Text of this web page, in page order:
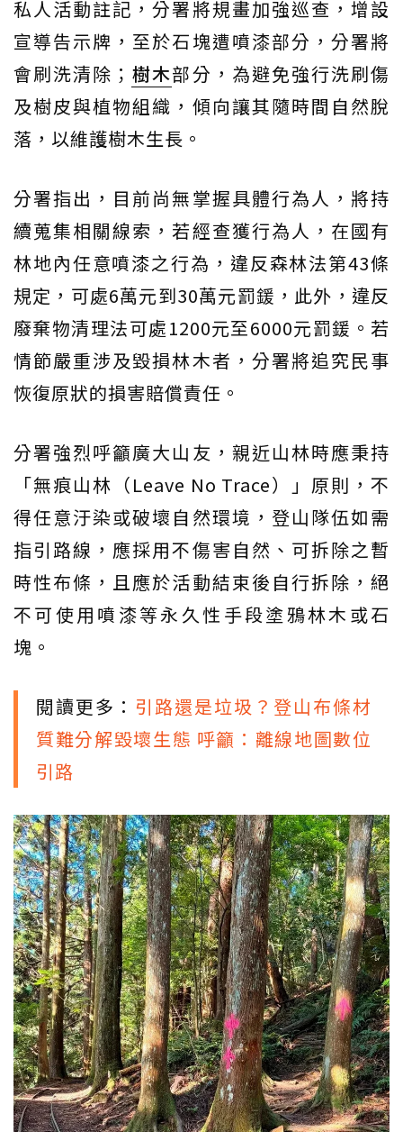
私人活動註記，分署將規畫加強巡查，增設
宣導告示牌，至於石塊遭噴漆部分，分署將
會刷洗清除； 樹木部分，為避免強行洗刷傷
及樹皮與植物組織，傾向讓其隨時間自然脫
落，以維護樹木生長。
分署指出，目前尚無掌握具體行為人，將持
續蒐集相關線索，若經查獲行為人，在國有
林地內任意噴漆之行為，違反森林法第43條
規定，可處6萬元到30萬元罰鍰，此外，違反
廢棄物清理法可處1200元至6000元罰鍰。若
情節嚴重涉及毀損林木者，分署將追究民事
恢復原狀的損害賠償責任。
分署強烈呼籲廣大山友，親近山林時應秉持
「無痕山林（Leave No Trace）」原則，不
得任意汙染或破壞自然環境，登山隊伍如需
指引路線，應採用不傷害自然、可拆除之暫
時性布條，且應於活動結束後自行拆除，絕
不可使用噴漆等永久性手段塗鴉林木或石
塊。
閱讀更多： 引路還是垃圾？登山布條材
質難分解毀壞生態 呼籲：離線地圖數位
引路